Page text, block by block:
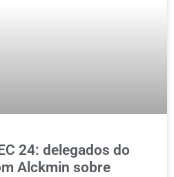
24: delegados do
Alckmin sobre